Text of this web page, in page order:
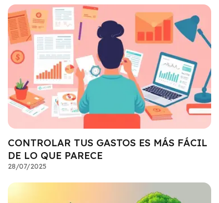
CONTROLAR TUS GASTOS ES MÁS FÁCIL
DE LO QUE PARECE
28/07/2025